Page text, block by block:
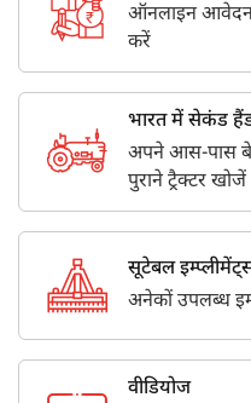
ऑनलाइन आवेदन
करें
भारत में सेकंड हैंड
अपने आस-पास
पुराने ट्रैक्टर खोजें
सूटेबल
अनेकों उपलब्ध
वीडियोज